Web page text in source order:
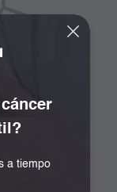
y
a tiempo